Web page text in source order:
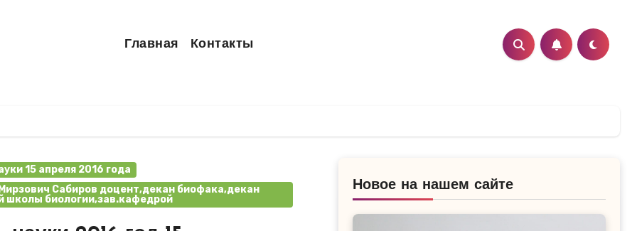
Главная Контакты
15 апреля 2016 года
Сабиров доцент,декан биофака,декан
школы биологии,зав.кафедрой
Новое на нашем сайте